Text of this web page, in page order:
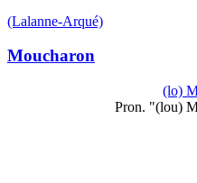
(Lalanne-Arqué)
Moucharon
(lo)
Pron. "(lou)